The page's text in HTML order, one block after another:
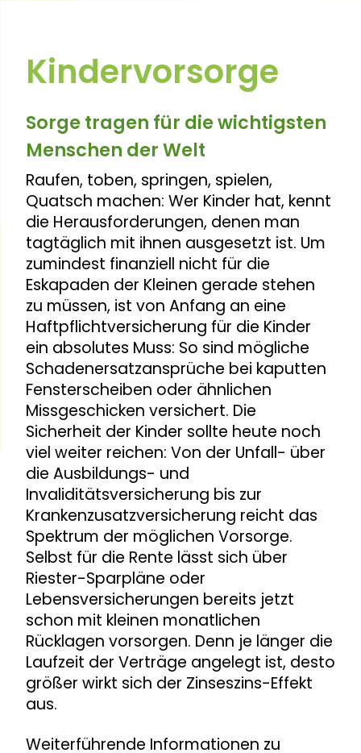
Kindervorsorge
Sorge tragen für die wichtigsten
Menschen der Welt
Raufen, toben, springen, spielen,
Quatsch machen: Wer Kinder hat, kennt
die Herausforderungen, denen man
tagtäglich mit ihnen ausgesetzt ist. Um
zumindest finanziell nicht für die
Eskapaden der Kleinen gerade stehen
zu müssen, ist von Anfang an eine
Haftpflichtversicherung für die Kinder
ein absolutes Muss: So sind mögliche
Schadenersatzansprüche bei kaputten
Fensterscheiben oder ähnlichen
Missgeschicken versichert. Die
Sicherheit der Kinder sollte heute noch
viel weiter reichen: Von der Unfall- über
die Ausbildungs- und
Invaliditätsversicherung bis zur
Krankenzusatzversicherung reicht das
Spektrum der möglichen Vorsorge.
Selbst für die Rente lässt sich über
Riester-Sparpläne oder
Lebensversicherungen bereits jetzt
schon mit kleinen monatlichen
Rücklagen vorsorgen. Denn je länger die
Laufzeit der Verträge angelegt ist, desto
größer wirkt sich der Zinseszins-Effekt
aus.
Weiterführende Informationen zu